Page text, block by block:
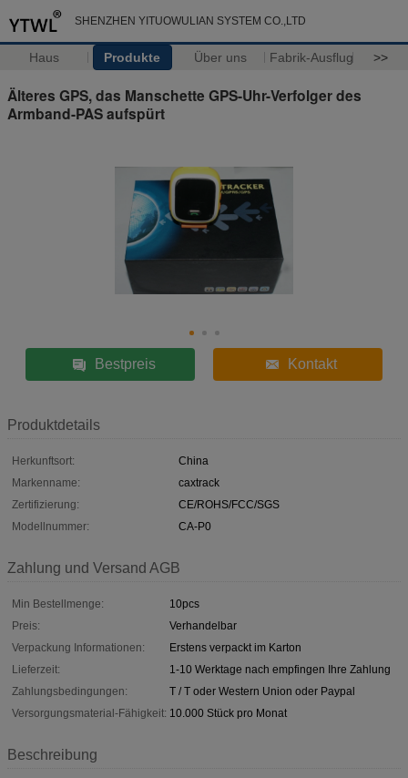
SHENZHEN YITUOWULIAN SYSTEM CO.,LTD
Haus Produkte Über uns Fabrik-Ausflug >>
Älteres GPS, das Manschette GPS-Uhr-Verfolger des
Armband-PAS aufspürt
Bestpreis Kontakt
Produktdetails
Herkunftsort:
China
Markenname:
caxtrack
Zertifizierung:
CE/ROHS/FCC/SGS
Modellnummer:
CA-P0
Zahlung und Versand AGB
Min Bestellmenge:
10pcs
Preis:
Verhandelbar
Verpackung Informationen:
Erstens verpackt im Karton
Lieferzeit:
1-10 Werktage nach empfingen Ihre Zahlung
Zahlungsbedingungen:
T / T oder Western Union oder Paypal
Versorgungsmaterial-Fähigkeit: 10.000 Stück pro Monat
Beschreibung